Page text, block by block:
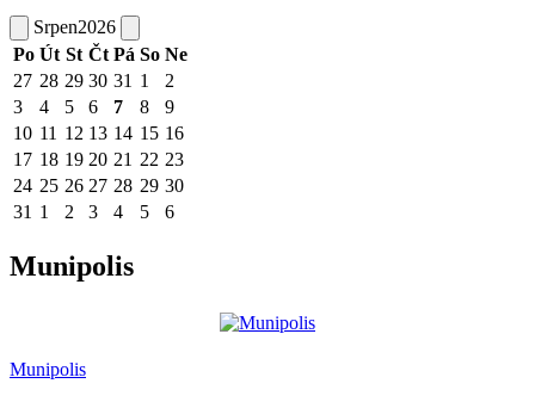
Srpen2026
Po Út St Čt Pá So Ne
27 28 29 30 31 1
2
3
4 5 6 7 8
9
10 11 12 13 14 15 16
17 18 19 20 21 22 23
24 25 26 27 28 29 30
31 1 2 3 4 5 6
Munipolis
Munipolis